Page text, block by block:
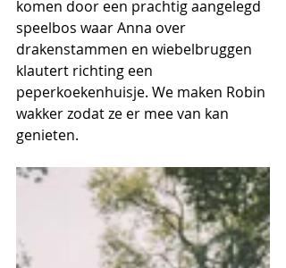
komen door een prachtig aangelegd
speelbos waar Anna over
drakenstammen en wiebelbruggen
klautert richting een
peperkoekenhuisje. We maken Robin
wakker zodat ze er mee van kan
genieten.